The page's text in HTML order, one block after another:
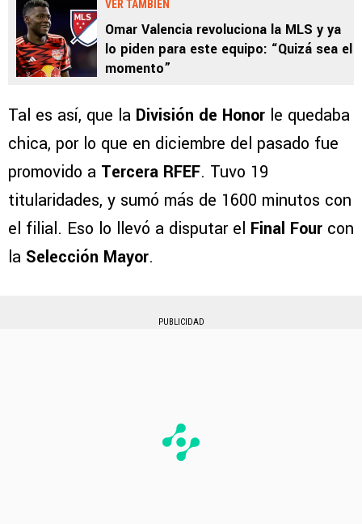
VER TAMBIÉN
Omar Valencia revoluciona la MLS y ya
lo piden para este equipo: “Quizá sea el
momento”
Tal es así, que la División de Honor le quedaba
chica, por lo que en diciembre del pasado fue
promovido a Tercera RFEF. Tuvo 19
titularidades, y sumó más de 1600 minutos con
el filial. Eso lo llevó a disputar el Final Four con
la Selección Mayor.
PUBLICIDAD